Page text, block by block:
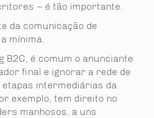
– é tão importante.
da comunicação de
mínima.
B2C, é comum o anunciante
final e ignorar a rede de
intermediárias da
exemplo, tem direito no
manhosos, a uns